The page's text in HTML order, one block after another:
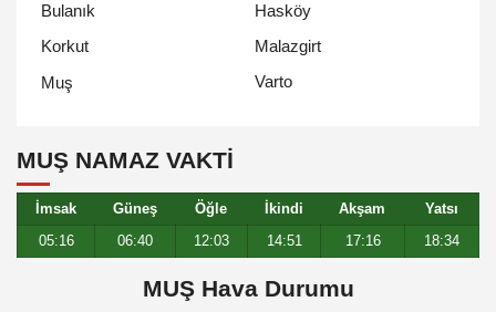
Bulanık
Hasköy
Korkut
Malazgirt
Muş
Varto
MUŞ NAMAZ VAKTİ
İmsak Güneş Öğle İkindi Akşam
Yatsı
05:16
06:40 12:03 14:51 17:16 18:34
MUŞ Hava Durumu